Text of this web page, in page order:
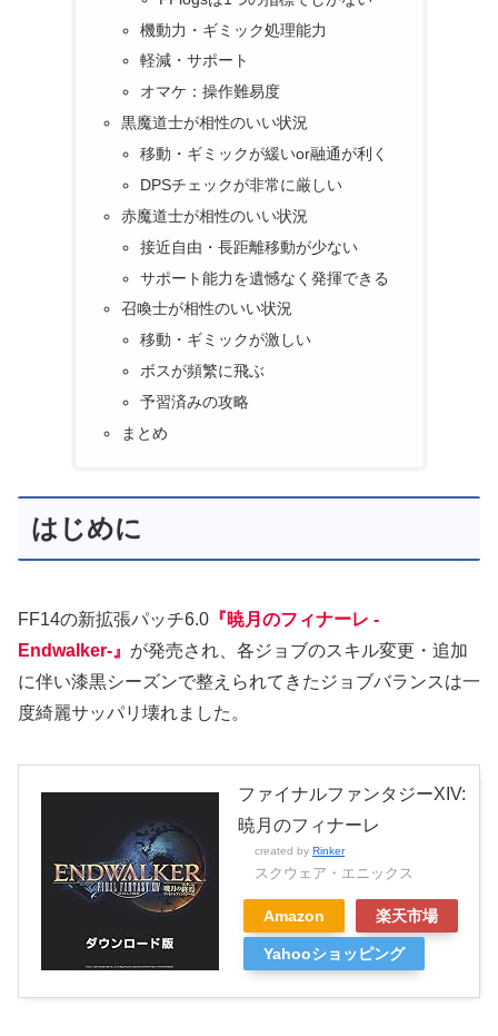
機動力・ギミック処理能力
軽減・サポート
オマケ：操作難易度
黒魔道士が相性のいい状況
移動・ギミックが緩いor融通が利く
DPSチェックが非常に厳しい
赤魔道士が相性のいい状況
接近自由・長距離移動が少ない
サポート能力を遺憾なく発揮できる
召喚士が相性のいい状況
移動・ギミックが激しい
ボスが頻繁に飛ぶ
予習済みの攻略
まとめ
はじめに
FF14の新拡張パッチ6.0 『暁月のフィナーレ -
Endwalker-』 が発売され、各ジョブのスキル変更・追加
に伴い漆黒シーズンで整えられてきたジョブバランスは一
度綺麗サッパリ壊れました。
ファイナルファンタジーXIV:
暁月のフィナーレ
created by Rinker
スクウェア・エニックス
Amazon 楽天市場
Yahooショッピング